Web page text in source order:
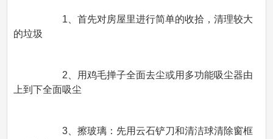
1、首先对房屋里进行简单的收拾，清理较大
的垃圾
2、用鸡毛掸子全面去尘或用多功能吸尘器由
上到下全面吸尘
3、擦玻璃：先用云石铲刀和清洁球清除窗框